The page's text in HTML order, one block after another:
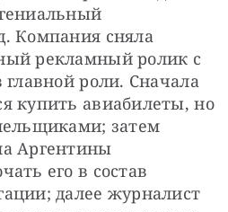
Компания сняла
рекламный ролик с
главной роли. Сначала
купить авиабилеты, но
затем
Аргентины
его в состав
далее журналист